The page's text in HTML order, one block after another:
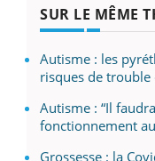
SUR LE MÊME
Autisme : les
risques de
Autisme : “Il
fonctionnement
Grossesse : la